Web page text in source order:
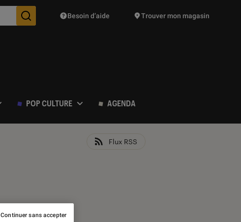
Des suggestions de produits vont vous être proposées
Besoin d’aide Trouver mon magasin
POP CULTURE AGENDA
Flux RSS
Continuer sans accepter